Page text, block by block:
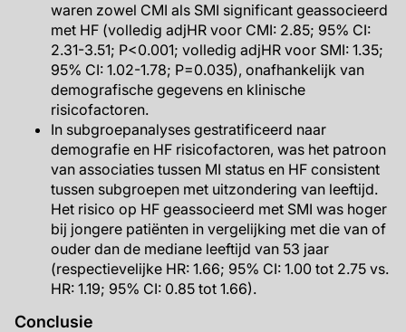
waren zowel CMI als SMI significant geassocieerd
met HF (volledig adjHR voor CMI: 2.85; 95% CI:
2.31-3.51; P<0.001; volledig adjHR voor SMI: 1.35;
95% CI: 1.02-1.78; P=0.035), onafhankelijk van
demografische gegevens en klinische
risicofactoren.
In subgroepanalyses gestratificeerd naar
demografie en HF risicofactoren, was het patroon
van associaties tussen MI status en HF consistent
tussen subgroepen met uitzondering van leeftijd.
Het risico op HF geassocieerd met SMI was hoger
bij jongere patiënten in vergelijking met die van of
ouder dan de mediane leeftijd van 53 jaar
(respectievelijke HR: 1.66; 95% CI: 1.00 tot 2.75 vs.
HR: 1.19; 95% CI: 0.85 tot 1.66).
Conclusie